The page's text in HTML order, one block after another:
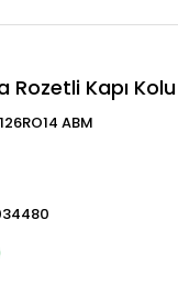
Rozetli Kapı
ABM